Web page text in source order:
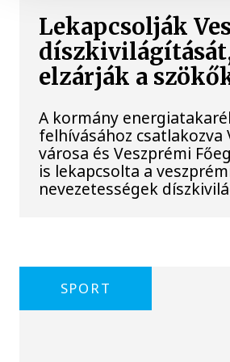
Lekapcsolják
elzárják a
A kormány
felhívásához csatlakozva
városa és Veszprémi
is lekapcsolta a
nevezetességek
SPORT